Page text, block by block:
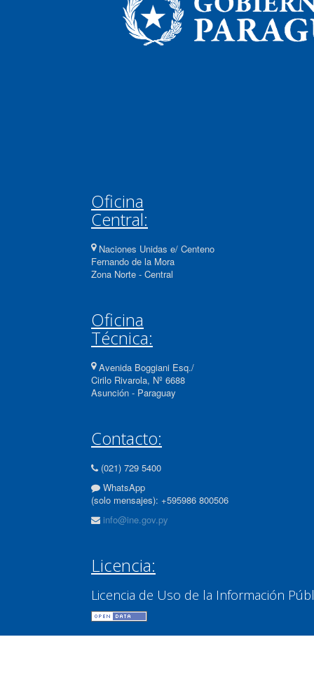
Oficina
Central:
Naciones Unidas e/ Centeno
Fernando de la Mora
Zona Norte - Central
Oficina
Técnica:
Avenida Boggiani Esq./
Cirilo Rivarola, Nº 6688
Asunción - Paraguay
Contacto:
(021) 729 5400
WhatsApp
(solo mensajes): +595986 800506
info@ine.gov.py
Licencia:
Licencia de Uso de la Información